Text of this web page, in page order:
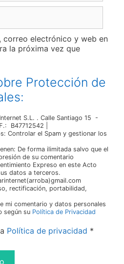
correo electrónico y web en
la próxima vez que
Protección de
S.L. . Calle Santiago 15 -
B47712542 |
Controlar el Spam y gestionar los
De forma ilimitada salvo que el
de su comentario
Expreso en este Acto
datos a terceros.
rectificación, portabilidad,
mi comentario y datos personales
según su Política de Privacidad
Política de privacidad *